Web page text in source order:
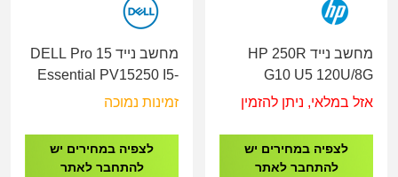
מחשב נייד HP 250R
G10 U5 120U/8G
DDR5/512G/15.6"/1Y
אזל במלאי, ניתן להזמין
לצפיה במחירים יש
להתחבר לאתר
מחשב נייד DELL Pro 15
Essential PV15250 I5-
1334U/16GB/512G/15.6"/3Y
זמינות נמוכה
לצפיה במחירים יש
להתחבר לאתר